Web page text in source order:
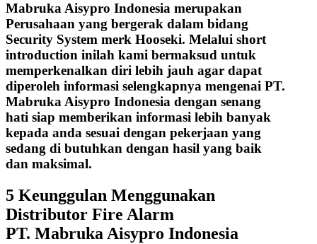
Mabruka Aisypro Indonesia merupakan
Perusahaan yang bergerak dalam bidang
Security System merk Hooseki. Melalui short
introduction inilah kami bermaksud untuk
memperkenalkan diri lebih jauh agar dapat
diperoleh informasi selengkapnya mengenai PT.
Mabruka Aisypro Indonesia dengan senang
hati siap memberikan informasi lebih banyak
kepada anda sesuai dengan pekerjaan yang
sedang di butuhkan dengan hasil yang baik
dan maksimal.
5 Keunggulan Menggunakan
Distributor Fire Alarm
PT. Mabruka Aisypro Indonesia